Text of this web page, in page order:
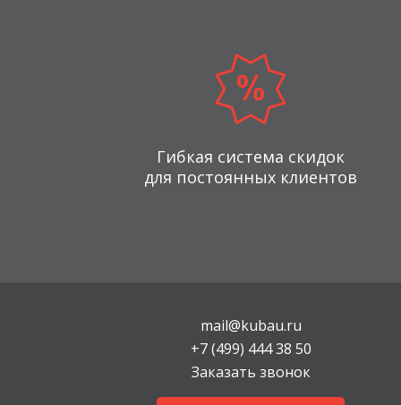
Гибкая система скидок
для постоянных клиентов
mail@kubau.ru
+7 (499) 444 38 50
Заказать звонок